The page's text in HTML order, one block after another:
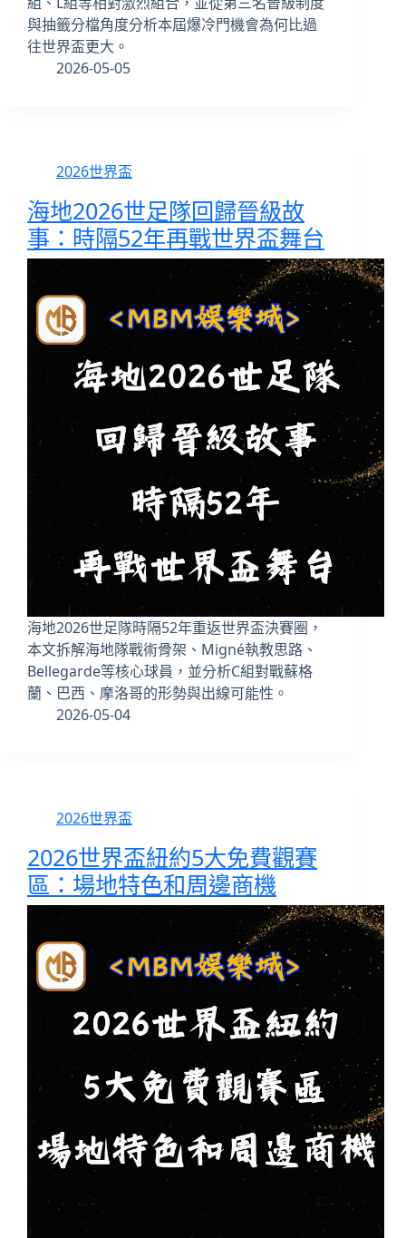
與抽籤分檔角度分析本屆爆冷門機會為何比過
往世界盃更大。
2026-05-05
2026世界盃
海地2026世足隊回歸晉級故
事：時隔52年再戰世界盃舞台
海地2026世足隊時隔52年重返世界盃決賽圈，
本文拆解海地隊戰術骨架、Migné執教思路、
Bellegarde等核心球員，並分析C組對戰蘇格
蘭、巴西、摩洛哥的形勢與出線可能性。
2026-05-04
2026世界盃
2026世界盃紐約5大免費觀賽
區：場地特色和周邊商機